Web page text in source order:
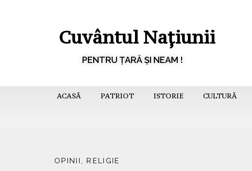
Cuvântul Națiunii
PENTRU ȚARĂ ȘI NEAM !
ACASĂ PATRIOT ISTORIE CULTURĂ
OPINII ,RELIGIE